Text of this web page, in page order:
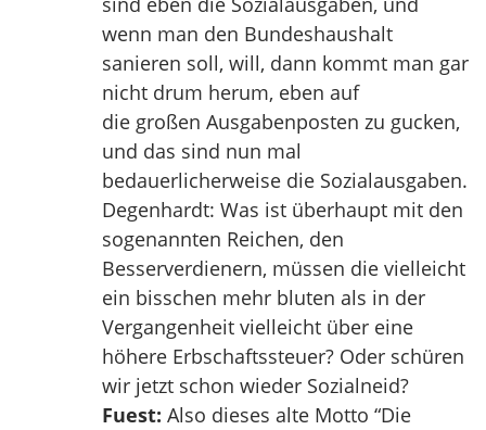
wenn man den Bundeshaushalt
sanieren soll, will, dann kommt man gar
nicht drum herum, eben auf
die großen Ausgabenposten zu gucken,
und das sind nun mal
bedauerlicherweise die Sozialausgaben.
Degenhardt: Was ist überhaupt mit den
sogenannten Reichen, den
Besserverdienern, müssen die vielleicht
ein bisschen mehr bluten als in der
Vergangenheit vielleicht über eine
höhere Erbschaftssteuer? Oder schüren
wir jetzt schon wieder Sozialneid?
Fuest: Also dieses alte Motto “Die